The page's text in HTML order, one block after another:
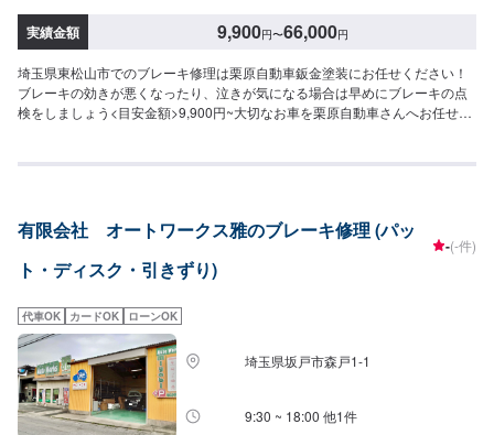
実績金額 9,900円〜66,000円
埼玉県東松山市でのブレーキ修理は栗原自動車鈑金塗装にお任せください！
ブレーキの効きが悪くなったり、泣きが気になる場合は早めにブレーキの点
検をしましょう<目安金額>9,900円~大切なお車を栗原自動車さんへお任せし
上がりを常にご提供できるよう研鑽努力し、安心運転のための整備・修理、
まいります。オイル交換や車検、タイヤ交換などの基本的な車のメンテナン
有限会社 オートワークス雅のブレーキ修理 (パッ
ト・ディスク・引きずり)
-(-件)
代車OK カードOK ローンOK
埼玉県坂戸市森戸1-1
9:30 ~ 18:00 他1件